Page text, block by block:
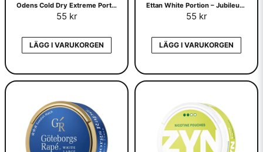
Odens Cold Dry Extreme Portionssnus
55 kr
LÄGG I VARUKORGEN
Ettan White Portion – Jubileumsdosa
55 kr
LÄGG I VARUKORGEN